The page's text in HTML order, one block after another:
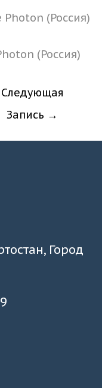
Photon (Россия)
(Россия)
Следующая
Запись →
Город